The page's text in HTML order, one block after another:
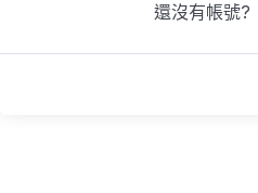
還沒有帳號?